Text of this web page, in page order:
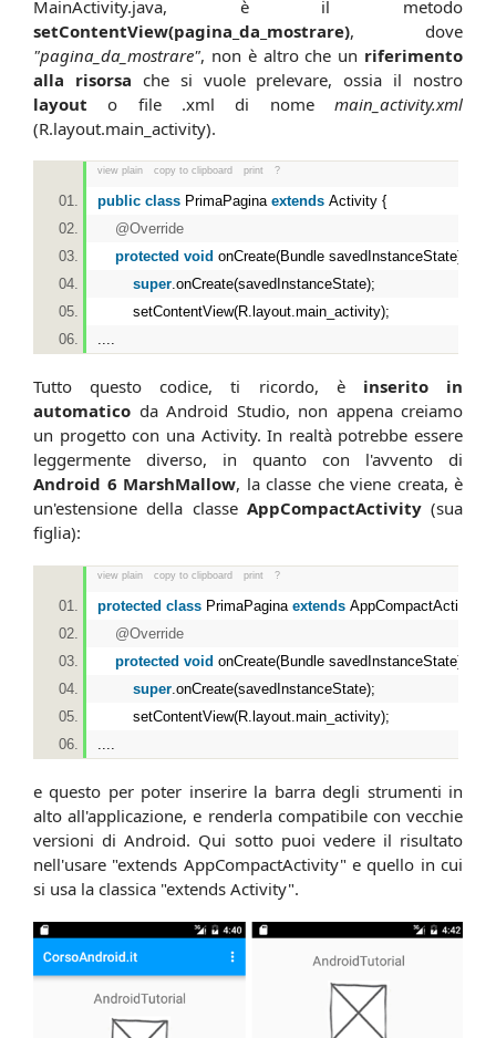
MainActivity.java, è il metodo
setContentView(pagina_da_mostrare), dove
"pagina_da_mostrare", non è altro che un riferimento
alla risorsa che si vuole prelevare, ossia il nostro
layout o file .xml di nome main_activity.xml
(R.layout.main_activity).
view plain copy to clipboard print ?
public class PrimaPagina extends Activity {
@Override
protected void onCreate(Bundle savedInstanceState) {
super.onCreate(savedInstanceState);
setContentView(R.layout.main_activity);
....
Tutto questo codice, ti ricordo, è inserito in
automatico da Android Studio, non appena creiamo
un progetto con una Activity. In realtà potrebbe essere
leggermente diverso, in quanto con l'avvento di
Android 6 MarshMallow, la classe che viene creata, è
un'estensione della classe AppCompactActivity (sua
figlia):
view plain copy to clipboard print ?
protected class PrimaPagina extends
@Override
protected void onCreate(Bundle savedInstanceState) {
super.onCreate(savedInstanceState);
setContentView(R.layout.main_activity);
....
e questo per poter inserire la barra degli strumenti in
alto all'applicazione, e renderla compatibile con vecchie
versioni di Android. Qui sotto puoi vedere il risultato
nell'usare "extends AppCompactActivity" e quello in cui
si usa la classica "extends Activity".